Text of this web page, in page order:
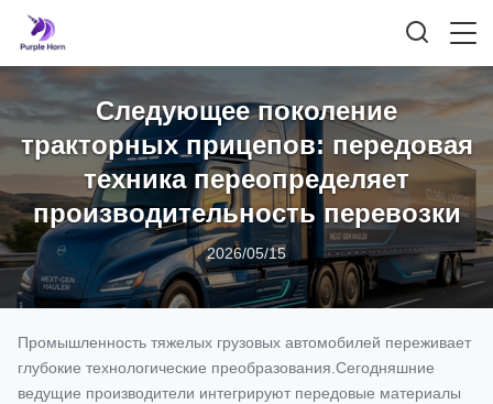
Следующее поколение
тракторных прицепов: передовая
техника переопределяет
производительность перевозки
2026/05/15
Промышленность тяжелых грузовых автомобилей переживает
глубокие технологические преобразования.Сегодняшние
ведущие производители интегрируют передовые материалы